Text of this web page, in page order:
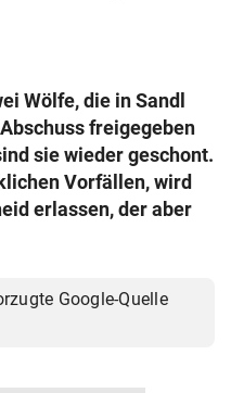
Wölfe, die in Sandl
freigegeben
sie wieder geschont.
Vorfällen, wird
erlassen, der aber
Google-Quelle